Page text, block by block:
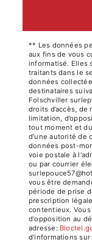
** Les données
aux fins de vous
informatisé. Elles
traitants dans le
données
destinataires
Folschviller
droits d’accès,
limitation,
tout moment et
d’une autorité de
données post-
voie postale à
ou par courrier
vous être
période de prise
prescription
contentieux.
d'opposition au
adresse:
d’informations